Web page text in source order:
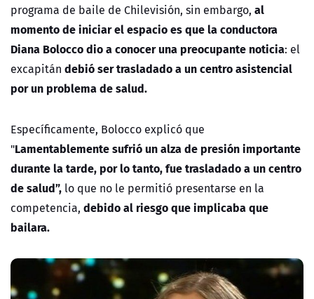
programa de baile de Chilevisión, sin embargo, al
momento de iniciar el espacio es que la conductora
Diana Bolocco dio a conocer una preocupante noticia: el
excapitán debió ser trasladado a un centro asistencial
por un problema de salud.
Específicamente, Bolocco explicó que
"Lamentablemente sufrió un alza de presión importante
durante la tarde, por lo tanto, fue trasladado a un centro
de salud”, lo que no le permitió presentarse en la
competencia, debido al riesgo que implicaba que
bailara.